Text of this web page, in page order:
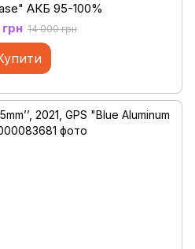
АКБ 95-100%
14 000 грн